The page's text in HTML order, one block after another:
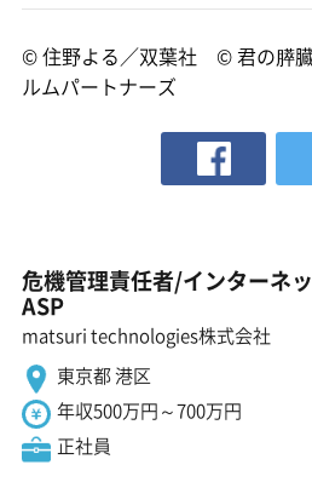
© 住野よる／双葉社 © 君の膵
ルムパートナーズ
危機管理責任者/インターネ
ASP
matsuri technologies株式会社
東京都 港区
年収500万円～700万円
正社員